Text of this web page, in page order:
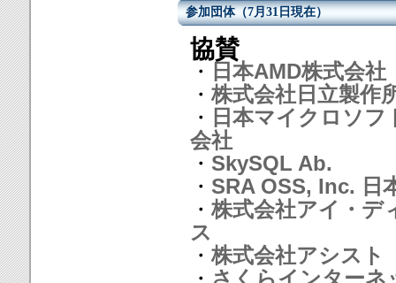
参加団体（7月31日現在）
協賛
・ 日本AMD株式会社
・ 株式会社日立製作
・ 日本マイクロソフ
会社
・ SkySQL Ab.
・ SRA OSS, Inc. 日
・ 株式会社アイ・デ
ス
・ 株式会社アシスト